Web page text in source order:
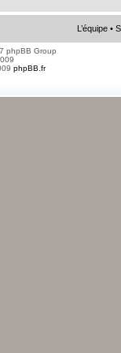
L’équipe •
phpBB Group
phpBB.fr